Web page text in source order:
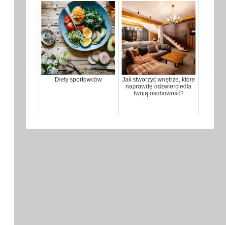
Diety sportowców
Jak stworzyć wnętrze, które
naprawdę odzwierciedla
twoją osobowość?